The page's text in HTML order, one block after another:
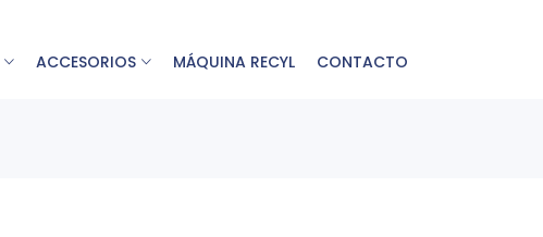
ACCESORIOS MÁQUINA RECYL CONTACTO